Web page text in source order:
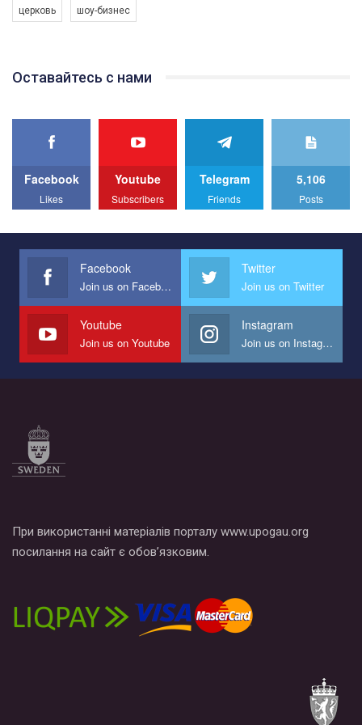
Якщо ти хочеш підтримати нас - просто натисни "лайк" під
best video, representing programme for the development of
We appeal to your support and ask to help us implement our plan
All you have to do is to press "Like" below the video.
Эмоционально сильный ролик от команды "Гей-альянс
представляющий программу развития организации.
Мы просим вас поддержать нас и помочь нам реализовать
наш план по борьбе с насилием и дискриминацией на почве
СОГИ в Украине.
Все, что вам нужно сделать - это зайти на наш канал YouTube
церковь шоу-бизнес
Оставайтесь с нами
Facebook
Likes
Youtube
Subscribers
Telegram
Friends
5,106
Posts
Facebook
Join us on Facebook
Twitter
Join us on Twitter
Youtube
Join us on Youtube
Instagram
Join us on Instagram
При використанні матеріалів порталу www.upogau.org
посилання на сайт є обов’язковим.